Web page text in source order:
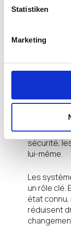
Statistiken
Marketing
adoptent
Plutôt que
sécurité,
lui-même.
Les
un rôle clé.
état connu,
réduisent